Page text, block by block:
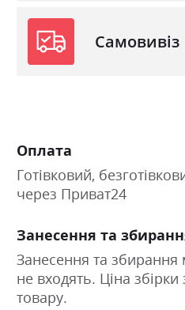
Самовивіз
Оплата
Готівковий,
через Приват24
Занесення та
Занесення та збирання
не входять. Ціна
товару.